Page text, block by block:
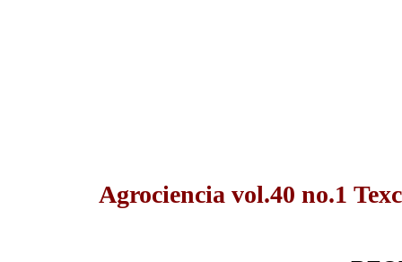
Agrociencia vol.40 no.1